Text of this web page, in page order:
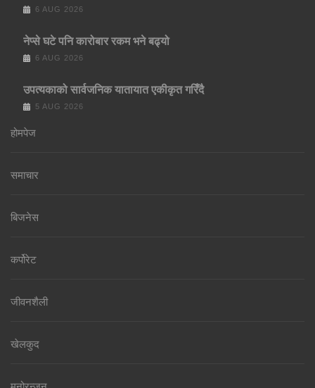
6 AUG 2026
नेप्से घटे पनि कारोबार रकम भने बढ्यो
6 AUG 2026
उपत्यकाको सार्वजनिक यातायात एकीकृत गरिँदै
5 AUG 2026
होमपेज
समाचार
बिजनेस
कर्पोरेट
जीवनशैली
खेलकुद